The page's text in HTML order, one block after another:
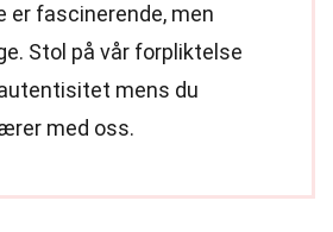
er fascinerende, men
Stol på vår forpliktelse
mens du
med oss.